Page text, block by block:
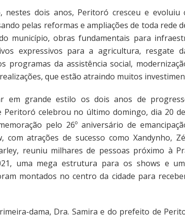
nestes dois anos, Peritoró cresceu e
pelas reformas e ampliações de toda rede
município, obras fundamentais para
expressivos para a agricultura, resgate
programas da assistência social,
que estão atraindo muitos
em grande estilo os dois anos de
Peritoró celebrou no último domingo, dia 20
pelo 26º aniversário de
com atrações de sucesso como Xandynho,
reuniu milhares de pessoas próximo à
uma mega estrutura para os shows e
montados no centro da cidade para
dama, Dra. Samira e do prefeito de